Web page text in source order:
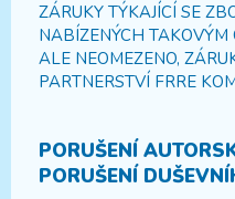
ZÁRUKY TÝKAJÍCÍ SE
NABÍZENÝCH
ALE NEOMEZENO,
PARTNERSTVÍ FRRE
PORUŠENÍ
PORUŠENÍ